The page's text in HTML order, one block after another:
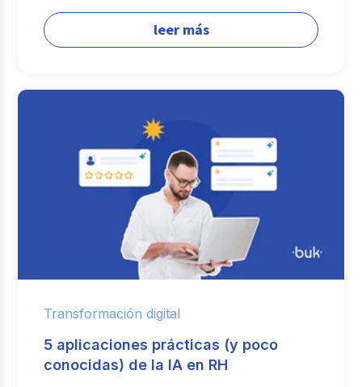
leer más
Transformación digital
5 aplicaciones prácticas (y poco
conocidas) de la IA en RH